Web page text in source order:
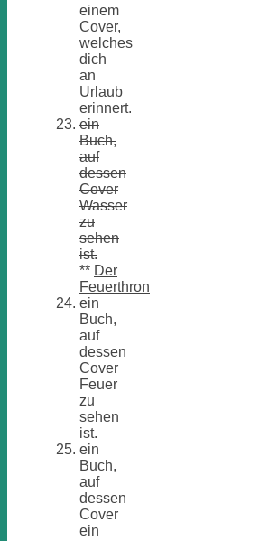
einem
Cover,
welches
dich
an
Urlaub
erinnert.
ein
Buch,
auf
dessen
Cover
Wasser
zu
sehen
ist.
** Der
Feuerthron
ein
Buch,
auf
dessen
Cover
Feuer
zu
sehen
ist.
ein
Buch,
auf
dessen
Cover
ein